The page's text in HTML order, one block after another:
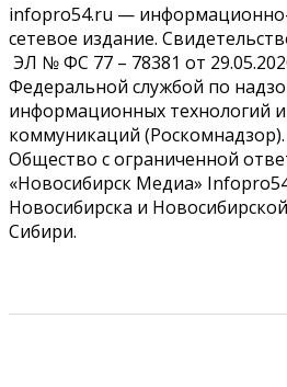
Власть
В Новосибирске многодетным
сертификаты на покупку
07 Августа 2026, 13:55
Авто Общество
Треть автовладельцев в
«поставили машины на
07 Августа 2026, 13:00
infopro54.ru —
сетевое издание.
ЭЛ № ФС 77 – 78381 от
Федеральной службой по
информационных технологий
коммуникаций
Общество с ограниченной
«Новосибирск Медиа»
Новосибирска и
Сибири.